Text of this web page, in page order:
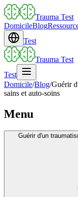
Trauma Test
DomicileBlog
Test
Trauma Test
Test
Domicile/Blog/Guérir
sains et auto-soins
Menu
Guérir d'un